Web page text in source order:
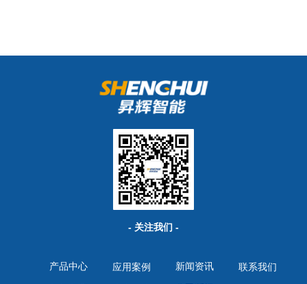
- 关注我们 -
产品中心 应用案例 联系我们
新闻资讯